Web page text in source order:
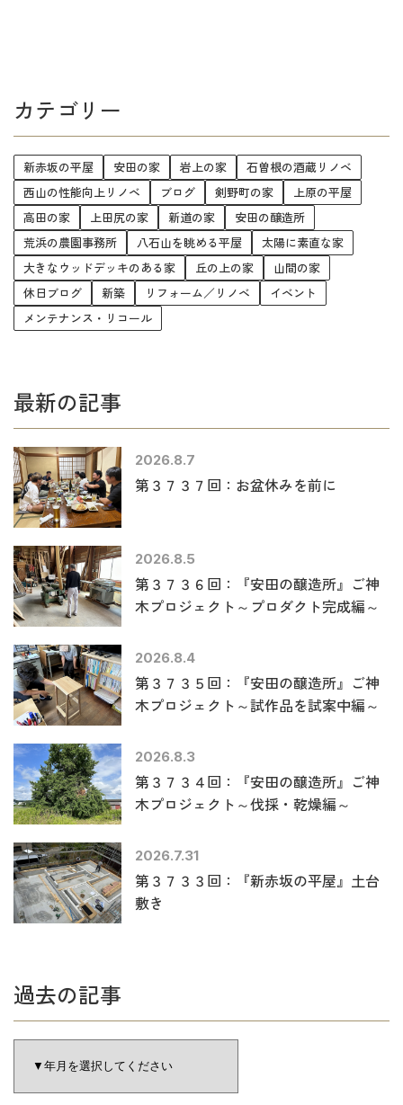
カテゴリー
新赤坂の平屋 安田の家 岩上の家
石曽根の酒蔵リノベ
西山の性能向上リノベ
ブログ 剣野町の家
上原の平屋
高田の家
上田尻の家 新道の家
安田の醸造所
荒浜の農園事務所
八石山を眺める平屋
太陽に素直な家
大きなウッドデッキのある家
丘の上の家
山間の家
休日ブログ
新築 リフォーム／リノベ
イベント
メンテナンス・リコール
最新の記事
2026.8.7
第３７３７回：お盆休みを前に
2026.8.5
第３７３６回：『安田の醸造所』ご神
木プロジェクト～プロダクト完成編～
2026.8.4
第３７３５回：『安田の醸造所』ご神
木プロジェクト～試作品を試案中編～
2026.8.3
第３７３４回：『安田の醸造所』ご神
木プロジェクト～伐採・乾燥編～
2026.7.31
第３７３３回：『新赤坂の平屋』土台
敷き
過去の記事